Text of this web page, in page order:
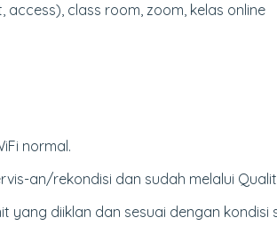
access), class room, zoom, kelas online
normal.
an/rekondisi dan sudah melalui
diiklan dan sesuai dengan kondisi